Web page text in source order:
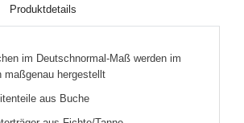
Produktdetails
im Deutschnormal-Maß werden im
maßgenau hergestellt
aus Buche